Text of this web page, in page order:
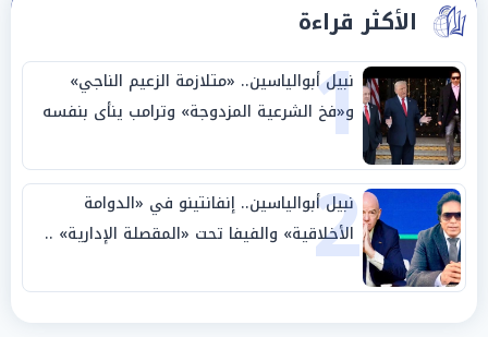
الأكثر قراءة
1
نبيل أبوالياسين.. «متلازمة الزعيم الناجي»
و«فخ الشرعية المزدوجة» وترامب ينأى بنفسه
وحليفه في «ميتم استراتيجي»
2
نبيل أبوالياسين.. إنفانتينو في «الدوامة
الأخلاقية» والفيفا تحت «المقصلة الإدارية» ..
«عبادة العرش وجنازة المصداقية»